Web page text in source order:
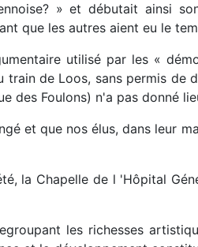
» et débutait ainsi
que les autres aient eu le
utilisé par les «
de Loos, sans permis de
des Foulons) n'a pas donné
et que nos élus, dans leur
la Chapelle de l 'Hôpital
les richesses